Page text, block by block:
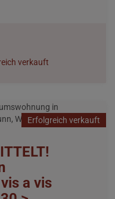
verkauft
Erfolgreich verkauft
a vis